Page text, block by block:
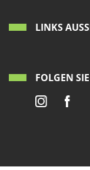
LINKS
FOLGEN